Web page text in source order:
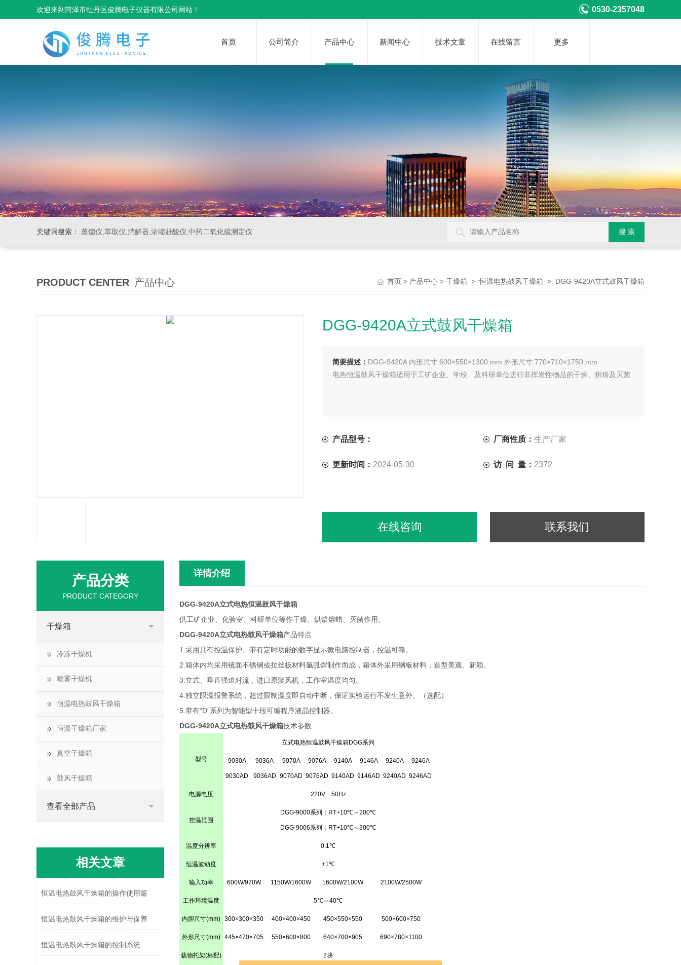
欢迎来到菏泽市牡丹区俊腾电子仪器有限公司网站！ 0530-2357048
首页 公司简介 产品中心 新闻中心 技术文章 在线留言 更多
关键词搜索： 蒸馏仪,萃取仪,消解器,浓缩赶酸仪,中药二氧化硫测定仪
PRODUCT CENTER 产品中心 首页 > 产品中心 > 干燥箱 >恒温电热鼓风干燥箱 > DGG-9420A立式鼓风干燥箱
DGG-9420A立式鼓风干燥箱
简要描述： DGG-9420A 内形尺寸:600×550×1300:mm 外形尺寸:770×710×1750:mm
电热恒温鼓风干燥箱适用于工矿企业、学校、及科研单位进行非挥发性物品的干燥、烘焙及灭菌
产品型号： 厂商性质： 生产厂家
更新时间： 2024-05-30 访 问 量： 2372
在线咨询 联系我们
详情介绍
DGG-9420A立式电热恒温鼓风干燥箱
供工矿企业、化验室、科研单位等作干燥、烘焙熔蜡、灭菌作用。
DGG-9420A立式电热鼓风干燥箱产品特点
1.采用具有控温保护、带有定时功能的数字显示微电脑控制器，控温可靠。
2.箱体内均采用镜面不锈钢或拉丝板材料氩弧焊制作而成，箱体外采用钢板材料，造型美观、新颖。
3.立式、垂直强迫对流，进口原装风机，工作室温度均匀。
4.独立限温报警系统，超过限制温度即自动中断，保证实验运行不发生意外。（选配）
5.带有“D”系列为智能型十段可编程序液晶控制器。
DGG-9420A立式电热鼓风干燥箱技术参数
型号
立式电热恒温鼓风干燥箱DGG系列
9030A
9030AD
9036A
9036AD
9070A
9070AD
9076A
9076AD
9140A
9140AD
9146A
9146AD
9240A
9240AD
9246A
9246AD
电源电压 220V 50Hz
控温范围
DGG-9000系列： RT+10℃～200℃
DGG-9006系列： RT+10℃～300℃
温度分辨率 0.1℃
恒温波动度 ±1℃
输入功率 600W/970W 1150W/1600W 1600W/2100W 2100W/2500W
工作环境温度 5℃～40℃
内胆尺寸(mm) 300×300×350 400×400×450 450×550×550 500×600×750
外形尺寸(mm) 445×470×705 550×600×800 640×700×905 690×780×1100
载物托架(标配) 2块
产品分类
PRODUCT CATEGORY
干燥箱
冷冻干燥机
喷雾干燥机
恒温电热鼓风干燥箱
恒温干燥箱厂家
真空干燥箱
鼓风干燥箱
查看全部产品
相关文章
恒温电热鼓风干燥箱的操作使用篇
恒温电热鼓风干燥箱的维护与保养
恒温电热鼓风干燥箱的控制系统